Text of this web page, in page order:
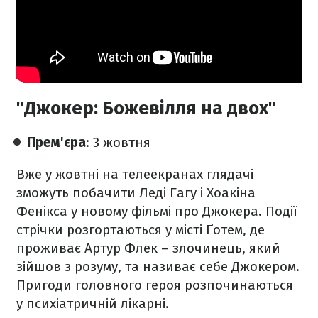
"Джокер: Божевілля на двох"
Прем'єра: 3 жовтня
Вже у жовтні на телеекранах глядачі
зможуть побачити Леді Гагу і Хоакіна
Фенікса у новому фільмі про Джокера. Події
стрічки розгортаються у місті Ґотем, де
проживає Артур Флек – злочинець, який
зійшов з розуму, та називає себе Джокером.
Пригоди головного героя розпочинаються
у психіатричній лікарні.